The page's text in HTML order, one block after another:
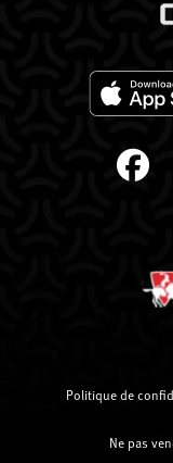
Politique de
Ne pas